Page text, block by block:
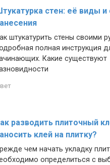
стен: её виды
штукатурить стены своими
полная инструкция
Какие существуют
разводить плиточный
клей на плитку?
чем начать укладку
определиться с